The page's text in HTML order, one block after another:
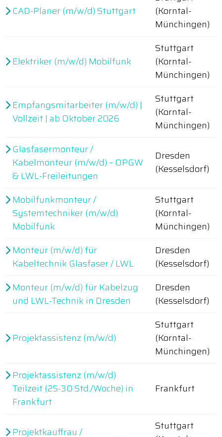
CAD-Planer (m/w/d) Stuttgart
(Korntal-
Münchingen)
Elektriker (m/w/d) Mobilfunk
Stuttgart
(Korntal-
Münchingen)
Empfangsmitarbeiter (m/w/d) |
Vollzeit | ab Oktober 2026
Stuttgart
(Korntal-
Münchingen)
Glasfasermonteur /
Kabelmonteur (m/w/d) – OPGW
& LWL-Freileitungen
Dresden
(Kesselsdorf)
Mobilfunkmonteur /
Systemtechniker (m/w/d)
Mobilfunk
Stuttgart
(Korntal-
Münchingen)
Monteur (m/w/d) für
Kabeltechnik Glasfaser / LWL
Dresden
(Kesselsdorf)
Monteur (m/w/d) für Kabelzug
und LWL-Technik in Dresden
Dresden
(Kesselsdorf)
Projektassistenz (m/w/d)
Stuttgart
(Korntal-
Münchingen)
Projektassistenz (m/w/d)
Teilzeit (25-30 Std./Woche) in
Frankfurt
Frankfurt
Projektkauffrau /
Stuttgart